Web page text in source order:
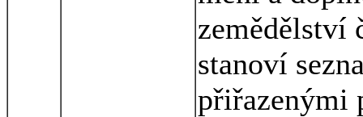
zemědělství
stanoví
přiřazenými